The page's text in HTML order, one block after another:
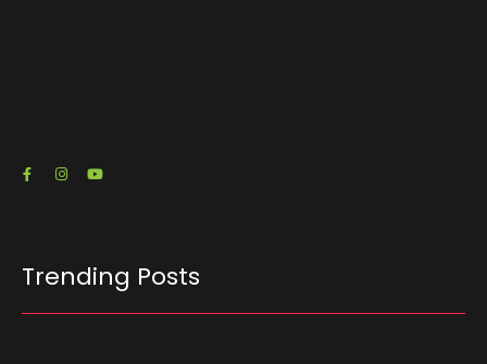
Trending Posts